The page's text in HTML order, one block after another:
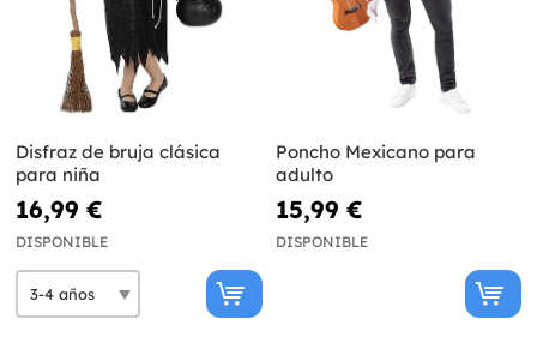
Disfraz de bruja clásica
para niña
16,99 €
DISPONIBLE
Poncho Mexicano para
adulto
15,99 €
DISPONIBLE